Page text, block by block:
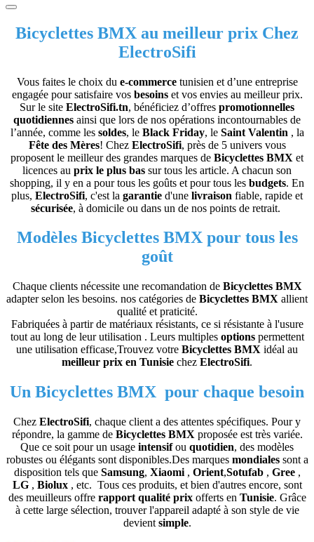
Bicyclettes BMX au meilleur prix Chez
ElectroSifi
Vous faites le choix du e-commercetunisien et d’une entreprise
engagée pour satisfaire vos besoins et vos envies au meilleur prix.
Sur le site ElectroSifi.tn, bénéficiez d’offres promotionnelles
quotidiennes ainsi que lors de nos opérations incontournables de
l’année, comme les soldes, le Black Friday, le Saint Valentin , la
Fête des Mères! Chez ElectroSifi, près de 5 univers vous
proposent le meilleur des grandes marques de Bicyclettes BMX et
licences au prix le plus bas sur tous les article. A chacun son
shopping, il y en a pour tous les goûts et pour tous les budgets. En
plus, ElectroSifi, c'est la garantie d'une livraison fiable, rapide et
sécurisée, à domicile ou dans un de nos points de retrait.
Modèles Bicyclettes BMX pour tous les
goût
Chaque clients nécessite une recomandation de Bicyclettes BMX
adapter selon les besoins. nos catégories de Bicyclettes BMX allient
qualité et praticité.
Fabriquées à partir de matériaux résistants, ce si résistante à l'usure
tout au long de leur utilisation . Leurs multiples options permettent
une utilisation efficase,Trouvez votre Bicyclettes BMX idéal au
meilleur prix en Tunisie chez ElectroSifi.
Un Bicyclettes BMX pour chaque besoin
Chez ElectroSifi, chaque client a des attentes spécifiques. Pour y
répondre, la gamme de Bicyclettes BMX proposée est très variée.
Que ce soit pour un usage intensifou quotidien, des modèles
robustes ou élégants sont disponibles.Des marques mondiales sont a
disposition tels que Samsung, Xiaomi , Orient,Sotufab , Gree ,
LG , Biolux , etc. Tous ces produits, et bien d'autres encore, sont
des meuilleurs offre rapport qualité prixofferts en Tunisie. Grâce
à cette large sélection, trouver l'appareil adapté à son style de vie
devient simple.